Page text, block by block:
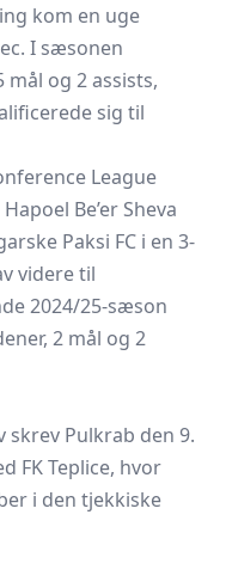
kom en uge
I sæsonen
mål og 2 assists,
sig til
League
Be’er Sheva
Paksi FC i en 3-
videre til
2024/25-sæson
2 mål og 2
Pulkrab den 9.
FK Teplice, hvor
i den tjekkiske